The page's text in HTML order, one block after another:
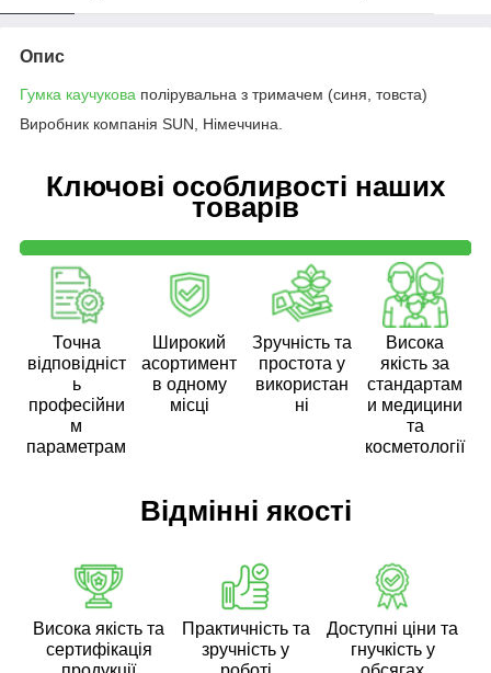
Опис
Гумка каучукова полірувальна з тримачем (синя, товста)
Виробник компанія SUN, Німеччина.
Ключові особливості наших
товарів
Точна
відповідніст
ь
професійни
м
параметрам
Широкий
асортимент
в одному
місці
Зручність та
простота у
використан
ні
Висока
якість за
стандартам
и медицини
та
косметології
Відмінні якості
Висока якість та
сертифікація
Практичність та
зручність у
Доступні ціни та
гнучкість у